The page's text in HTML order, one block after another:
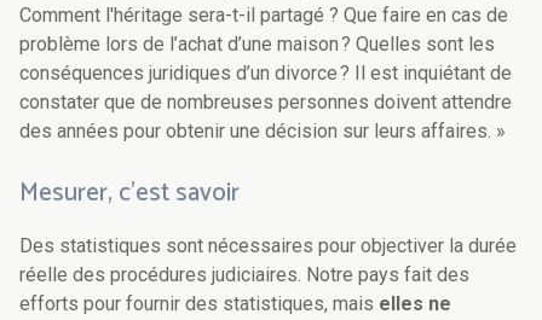
Comment l'héritage sera-t-il partagé ? Que faire en cas de
problème lors de l’achat d’une maison ? Quelles sont les
conséquences juridiques d’un divorce ? Il est inquiétant de
constater que de nombreuses personnes doivent attendre
des années pour obtenir une décision sur leurs affaires. »
Mesurer, c’est savoir
Des statistiques sont nécessaires pour objectiver la durée
réelle des procédures judiciaires. Notre pays fait des
efforts pour fournir des statistiques, mais elles ne